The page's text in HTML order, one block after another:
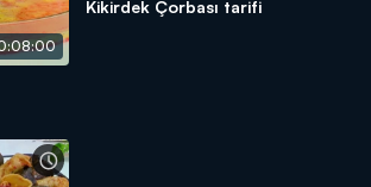
Kikirdek Çorbası tarifi